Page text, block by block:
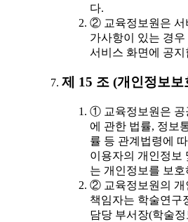
다.
② 교육정보원은 서
가사항이 있는 경
서비스 화면에 공지
제 15 조 (개인정보보
① 교육정보원은 공
에 관한 법률, 정보
률 등 관계법령에
이용자의 개인정보
는 개인정보를 보
② 교육정보원의 개
책임자는 학술연구
담당 부서장(학술